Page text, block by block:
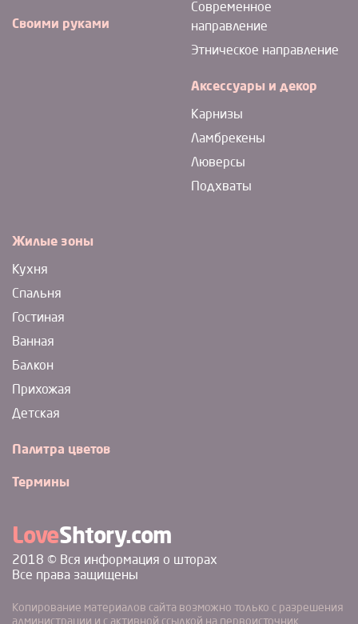
Своими руками
Современное
направление
Этническое направление
Аксессуары и декор
Карнизы
Ламбрекены
Люверсы
Подхваты
Жилые зоны
Кухня
Спальня
Гостиная
Ванная
Балкон
Прихожая
Детская
Палитра цветов
Термины
LoveShtory.com
2018 © Вся информация о шторах
Все права защищены
Копирование материалов сайта возможно только с разрешения
администрации и с активной ссылкой на первоисточник.